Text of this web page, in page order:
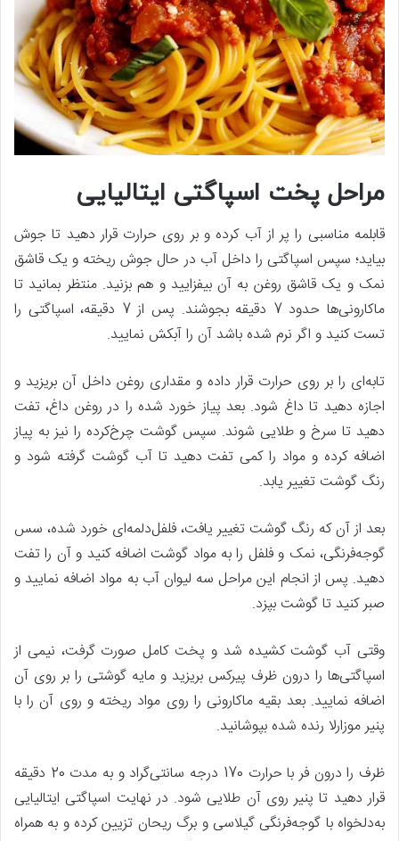
مراحل پخت اسپاگتی ایتالیایی
قابلمه مناسبی را پر از آب کرده و بر روی حرارت قرار دهید تا جوش
بیاید؛ سپس اسپاگتی را داخل آب در حال جوش ریخته و یک قاشق
نمک و یک قاشق روغن به آن بیفزایید و هم بزنید. منتظر بمانید تا
ماکارونی‌ها حدود 7 دقیقه بجوشند. پس از 7 دقیقه، اسپاگتی را
تست کنید و اگر نرم شده باشد آن را آبکش نمایید.
تابه‌ای را بر روی حرارت قرار داده و مقداری روغن داخل آن بریزید و
اجازه دهید تا داغ شود. بعد پیاز خورد شده را در روغن داغ، تفت
دهید تا سرخ و طلایی شوند. سپس گوشت چرخ‌کرده را نیز به پیاز
اضافه کرده و مواد را کمی تفت دهید تا آب گوشت گرفته شود و
رنگ گوشت تغییر یابد.
بعد از آن که رنگ گوشت تغییر یافت، فلفل‌دلمه‌ای خورد شده، سس
گوجه‌فرنگی، نمک و فلفل را به مواد گوشت اضافه کنید و آن را تفت
دهید. پس از انجام این مراحل سه لیوان آب به مواد اضافه نمایید و
صبر کنید تا گوشت بپزد.
وقتی آب گوشت کشیده شد و پخت کامل صورت گرفت، نیمی از
اسپاگتی‌ها را درون ظرف پیرکس بریزید و مایه گوشتی را بر روی آن
اضافه نمایید. بعد بقیه ماکارونی را روی مواد ریخته و روی آن را با
پنیر موزارلا رنده شده بپوشانید.
ظرف را درون فر با حرارت 170 درجه سانتی‌گراد و به مدت 20 دقیقه
قرار دهید تا پنیر روی آن طلایی شود. در نهایت اسپاگتی ایتالیایی
به‌دلخواه با گوجه‌فرنگی گیلاسی و برگ ریحان تزیین کرده و به همراه